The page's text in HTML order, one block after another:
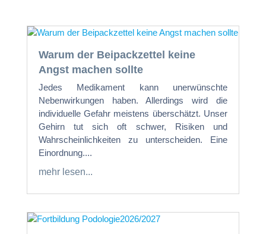
Warum der Beipackzettel keine
Angst machen sollte
Jedes Medikament kann unerwünschte
Nebenwirkungen haben. Allerdings wird die
individuelle Gefahr meistens überschätzt. Unser
Gehirn tut sich oft schwer, Risiken und
Wahrscheinlichkeiten zu unterscheiden. Eine
Einordnung....
mehr lesen...